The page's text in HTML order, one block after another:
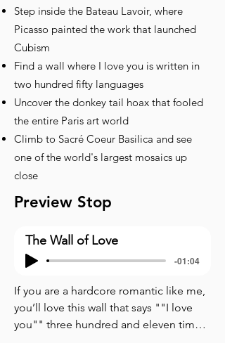
Step inside the Bateau Lavoir, where
Picasso painted the work that launched
Cubism
Find a wall where I love you is written in
two hundred fifty languages
Uncover the donkey tail hoax that fooled
the entire Paris art world
Climb to Sacré Coeur Basilica and see
one of the world's largest mosaics up
close
Preview Stop
The Wall of Love
-01:04
If you are a hardcore romantic like me,
you’ll love this wall that says ""I love
you"" three hundred and eleven times,